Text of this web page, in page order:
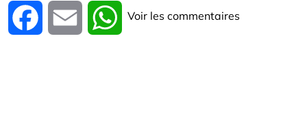
Facebook Email WhatsApp
Voir les commentaires